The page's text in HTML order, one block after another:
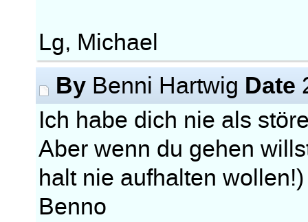
Lg, Michael
By Benni Hartwig Date
Ich habe dich nie als
Aber wenn du gehen
halt nie aufhalten wollen!)
Benno